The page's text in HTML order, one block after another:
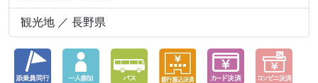
観光地 ／ 長野県